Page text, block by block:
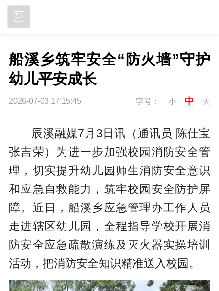
船溪乡筑牢安全“防火墙”守护
幼儿平安成长
2026-07-03 17:15:45 字号： 小 中 大
辰溪融媒7月3日讯（通讯员 陈仕宝
张吉荣）为进一步加强校园消防安全管
理，切实提升幼儿园师生消防安全意识
和应急自救能力，筑牢校园安全防护屏
障。近日，船溪乡应急管理办工作人员
走进辖区幼儿园，全程指导学校开展消
防安全应急疏散演练及灭火器实操培训
活动，把消防安全知识精准送入校园。